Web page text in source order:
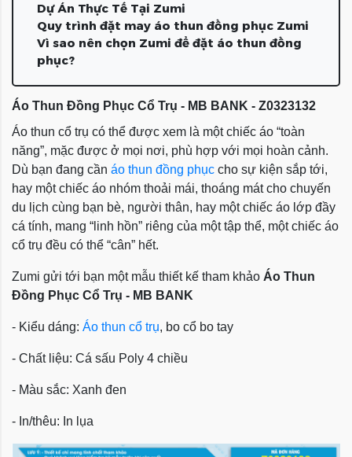
Dự Án Thực Tế Tại Zumi
Quy trình đặt may áo thun đồng phục Zumi
Vì sao nên chọn Zumi để đặt áo thun đồng
phục?
Áo Thun Đồng Phục Cổ Trụ - MB BANK - Z0323132
Áo thun cổ trụ có thể được xem là một chiếc áo “toàn
năng”, mặc được ở mọi nơi, phù hợp với mọi hoàn cảnh.
Dù bạn đang cần áo thun đồng phục cho sự kiện sắp tới,
hay một chiếc áo nhóm thoải mái, thoáng mát cho chuyến
du lịch cùng bạn bè, người thân, hay một chiếc áo lớp đầy
cá tính, mang “linh hồn” riêng của một tập thể, một chiếc áo
cổ trụ đều có thể “cân” hết.
Zumi gửi tới bạn một mẫu thiết kế tham khảo Áo Thun
Đồng Phục Cổ Trụ - MB BANK
- Kiểu dáng: Áo thun cổ trụ, bo cổ bo tay
- Chất liệu: Cá sấu Poly 4 chiều
- Màu sắc: Xanh đen
- In/thêu: In lụa